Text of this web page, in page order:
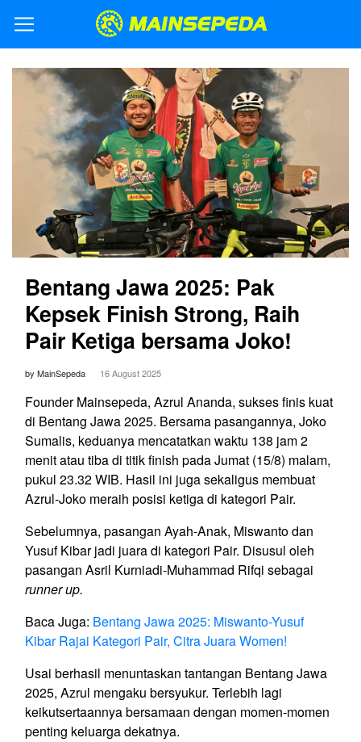
Bentang Jawa 2025: Pak
Kepsek Finish Strong, Raih
Pair Ketiga bersama Joko!
by MainSepeda 16 August 2025
Founder Mainsepeda, Azrul Ananda, sukses finis kuat
di Bentang Jawa 2025. Bersama pasangannya, Joko
Sumalis, keduanya mencatatkan waktu 138 jam 2
menit atau tiba di titik finish pada Jumat (15/8) malam,
pukul 23.32 WIB. Hasil ini juga sekaligus membuat
Azrul-Joko meraih posisi ketiga di kategori Pair.
Sebelumnya, pasangan Ayah-Anak, Miswanto dan
Yusuf Kibar jadi juara di kategori Pair. Disusul oleh
pasangan Asril Kurniadi-Muhammad Rifqi sebagai
runner up.
Baca Juga: Bentang Jawa 2025: Miswanto-Yusuf
Kibar Rajai Kategori Pair, Citra Juara Women!
Usai berhasil menuntaskan tantangan Bentang Jawa
2025, Azrul mengaku bersyukur. Terlebih lagi
keikutsertaannya bersamaan dengan momen-momen
penting keluarga dekatnya.